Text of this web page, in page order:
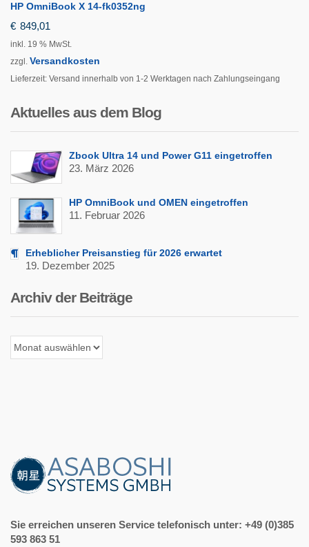
HP OmniBook X 14-fk0352ng
€ 849,01
inkl. 19 % MwSt.
zzgl. Versandkosten
Lieferzeit: Versand innerhalb von 1-2 Werktagen nach Zahlungseingang
Aktuelles aus dem Blog
Zbook Ultra 14 und Power G11 eingetroffen
23. März 2026
HP OmniBook und OMEN eingetroffen
11. Februar 2026
Erheblicher Preisanstieg für 2026 erwartet
19. Dezember 2025
Archiv der Beiträge
Archiv
der
Sie erreichen unseren Service telefonisch unter: +49 (0)385
593 863 51